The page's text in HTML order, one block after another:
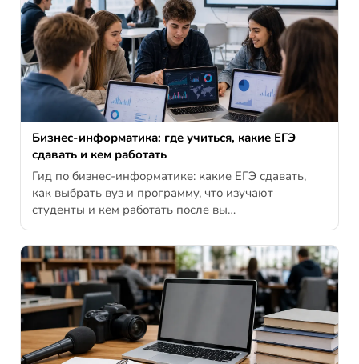
Бизнес-информатика: где учиться, какие ЕГЭ
сдавать и кем работать
Гид по бизнес-информатике: какие ЕГЭ сдавать,
как выбрать вуз и программу, что изучают
студенты и кем работать после вы…